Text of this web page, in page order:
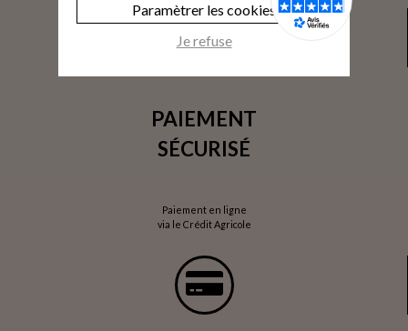
Paramètrer les cookies
Je refuse
PAIEMENT
SÉCURISÉ
Paiement en ligne
via le Crédit Agricole